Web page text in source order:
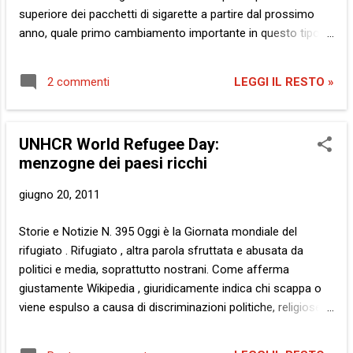
superiore dei pacchetti di sigarette a partire dal prossimo
anno, quale primo cambiamento importante in questo tipo di
produttori di tabacco. Mio padre è morto per un tumore ai
polmoni a causa del fumo. Per questa ragione considero la
lotta contro chi fabbrica e vende sigarette una questione
di prelevare le suddette foto e, traducendo il testo delle
avvertenze, dare vita a… Lo dico da sempre che gli americani
coerenza, non posso che appoggiarli quando lo fanno a fin
statunitense ha scelto le foto per dissuadere i fumatori.
2 commenti LEGGI IL RESTO »
UNHCR World Refugee Day:
menzogne dei paesi ricchi
giugno 20, 2011
Storie e Notizie N. 395 Oggi è la Giornata mondiale del
rifugiato . Rifugiato , altra parola sfruttata e abusata da
politici e media, soprattutto nostrani. Come afferma
giustamente Wikipedia , giuridicamente indica chi scappa o
viene espulso a causa di discriminazioni politiche, religiose o
Sempre giuridicamente, più generico è il termine e quindi la